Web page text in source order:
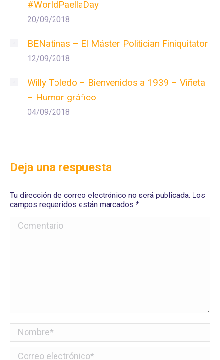
#WorldPaellaDay
20/09/2018
BENatinas – El Máster Politician Finiquitator
12/09/2018
Willy Toledo – Bienvenidos a 1939 – Viñeta
– Humor gráfico
04/09/2018
Deja una respuesta
Tu dirección de correo electrónico no será publicada. Los
campos requeridos están marcados *
Comentario
Nombre *
Correo electrónico *